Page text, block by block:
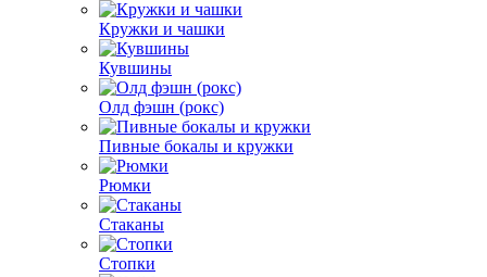
Кружки и чашки
Кувшины
Олд фэшн (рокс)
Пивные бокалы и кружки
Рюмки
Стаканы
Стопки